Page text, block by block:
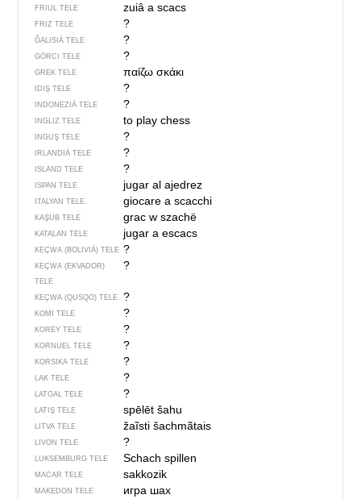
FRIUL TELE zuiâ a scacs
FRIZ TELE ?
ĞALISIÄ TELE ?
GÖRCI TELE ?
GREK TELE παίζω σκάκι
IDIŞ TELE ?
INDONEZIÄ TELE ?
INGLIZ TELE to play chess
INGUŞ TELE ?
IRLANDIÄ TELE ?
ISLAND TELE ?
ISPAN TELE jugar al ajedrez
ITALYAN TELE giocare a scacchi
KAŞUB TELE grac w szachë
KATALAN TELE jugar a escacs
KEÇWA (BOLIVIÄ) TELE ?
KEÇWA (EKVADOR)
TELE
?
KEÇWA (QUSQO) TELE ?
KOMI TELE ?
KOREY TELE ?
KORNUEL TELE ?
KORSIKA TELE ?
LAK TELE ?
LATGAL TELE ?
LATIŞ TELE spēlēt šahu
LITVA TELE žaĩsti šachmãtais
LIVON TELE ?
LUKSEMBURG TELE Schach spillen
MACAR TELE sakkozik
MAKEDON TELE игра шах